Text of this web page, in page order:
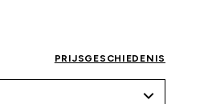
PRIJSGESCHIEDENIS